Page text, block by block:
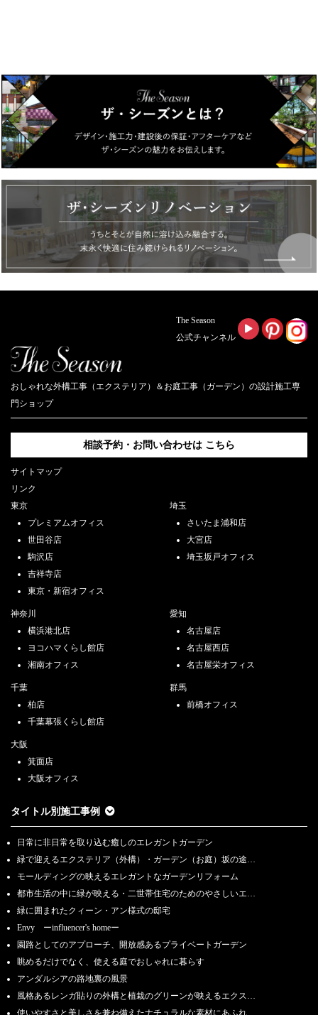
The Season
公式チャンネル
おしゃれな外構工事（エクステリア）＆お庭工事（ガーデン）の設計施工専
門ショップ
相談予約・お問い合わせは こちら
サイトマップ
リンク
東京
プレミアムオフィス
世田谷店
駒沢店
吉祥寺店
東京・新宿オフィス
千葉
柏店
千葉幕張くらし館店
群馬
前橋オフィス
愛知
名古屋店
名古屋西店
名古屋栄オフィス
神奈川
横浜港北店
ヨコハマくらし館店
湘南オフィス
埼玉
さいたま浦和店
大宮店
埼玉坂戸オフィス
大阪
箕面店
大阪オフィス
タイトル別施工事例
日常に非日常を取り込む癒しのエレガントガーデン
緑で迎えるエクステリア（外構）・ガーデン（お庭）坂の途…
モールディングの映えるエレガントなガーデンリフォーム
都市生活の中に緑が映える・二世帯住宅のためのやさしいエ…
緑に囲まれたクィーン・アン様式の邸宅
Envy ーinfluencer's homeー
園路としてのアプローチ、開放感あるプライベートガーデン
眺めるだけでなく、使える庭でおしゃれに暮らす
アンダルシアの路地裏の風景
風格あるレンガ貼りの外構と植栽のグリーンが映えるエクス…
使いやすさと美しさを兼ね備えたナチュラルな素材にあふれ…